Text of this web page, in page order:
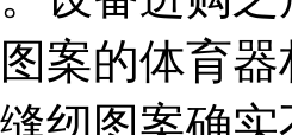
案的体育
纫图案确